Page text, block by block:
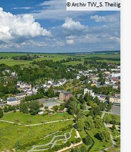
© Archiv TVV_S. Theilig